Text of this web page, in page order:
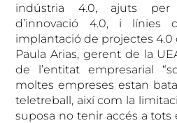
indústria 4.0, ajuts per
d’innovació 4.0, i línies
implantació de projectes 4.0
Paula Arias, gerent de la
de l’entitat empresarial
moltes empreses estan
teletreball, així com la
suposa no tenir accés a